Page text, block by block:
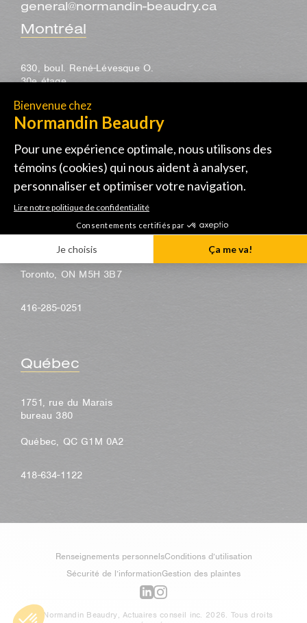
general@normandin-beaudry.ca
Montréal
630, boul. René-Lévesque O.
30e étage
Montréal, QC H3B 1S6
Toronto
155, avenue University
bureau 1805
Toronto, ON M5H 3B7
416-285-0251
Québec
1751, rue du Marais
bureau 380
Québec, QC G1M 0A2
418-634-1122
Renseignements personnelsConditions d’utilisation
Sécurité de l’informationGestion des plaintes
© Normandin Beaudry, Actuaires conseil inc. 2026. Tous droits